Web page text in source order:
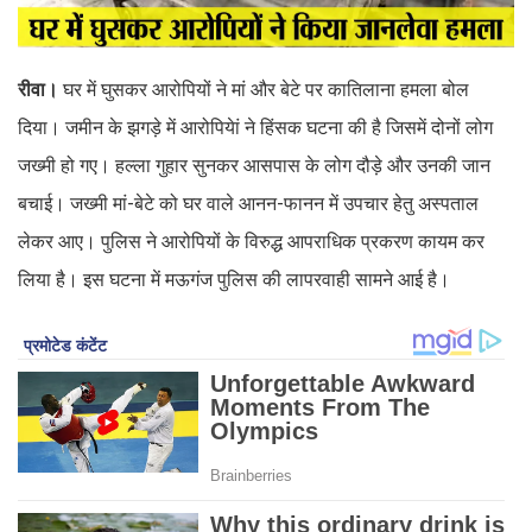
रीवा।घर में घुसकर आरोपियों ने मां और बेटे पर कातिलाना हमला बोल
दिया। जमीन के झगड़े में आरोपियेां ने हिंसक घटना की है जिसमें दोनों लोग
जख्मी हो गए। हल्ला गुहार सुनकर आसपास के लोग दौड़े और उनकी जान
बचाई। जख्मी मां-बेटे को घर वाले आनन-फानन में उपचार हेतु अस्पताल
लेकर आए। पुलिस ने आरोपियों के विरुद्ध आपराधिक प्रकरण कायम कर
लिया है। इस घटना में मऊगंज पुलिस की लापरवाही सामने आई है।